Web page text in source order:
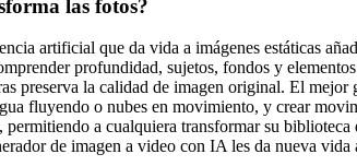
las fotos?
artificial que da vida a imágenes estáticas
profundidad, sujetos, fondos y
preserva la calidad de imagen original. El
fluyendo o nubes en movimiento, y crear
a cualquiera transformar su
de imagen a video con IA les da nueva